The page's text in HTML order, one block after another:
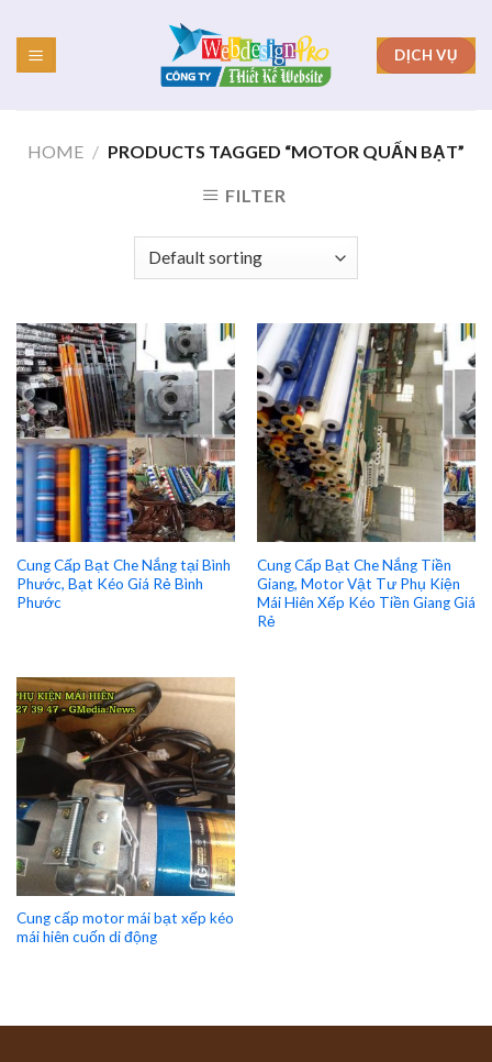
content
DỊCH VỤ
HOME / PRODUCTS TAGGED “MOTOR QUẤN BẠT”
FILTER
Cung Cấp Bạt Che Nắng tại Bình
Phước, Bạt Kéo Giá Rẻ Bình
Phước
Cung Cấp Bạt Che Nắng Tiền
Giang, Motor Vật Tư Phụ Kiện
Mái Hiên Xếp Kéo Tiền Giang Giá
Rẻ
Cung cấp motor mái bạt xếp kéo
mái hiên cuốn di động